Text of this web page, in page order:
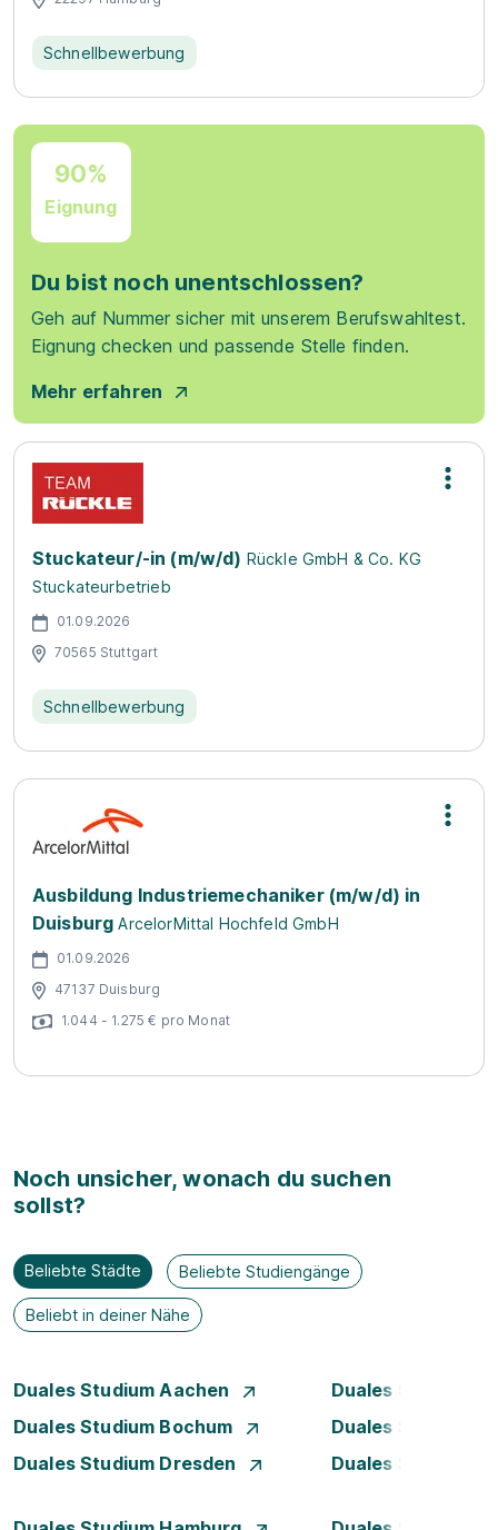
Schnellbewerbung
90%
Eignung
Du bist noch unentschlossen?
Geh auf Nummer sicher mit unserem Berufswahltest.
Eignung checken und passende Stelle finden.
Mehr erfahren
Stuckateur/-in (m/w/d) Rückle GmbH & Co. KG
Stuckateurbetrieb
01.09.2026
70565 Stuttgart
Schnellbewerbung
Ausbildung Industriemechaniker (m/w/d) in
Duisburg ArcelorMittal Hochfeld GmbH
01.09.2026
47137 Duisburg
1.044 - 1.275 € pro Monat
Noch unsicher, wonach du suchen
sollst?
Beliebte Städte Beliebte Studiengänge
Beliebt in deiner Nähe
Duales Studium Aachen
Duales Studium
Duales Studium Bochum
Duales Studium
Duales Studium Dresden
Duales Studium